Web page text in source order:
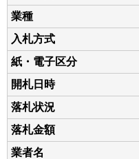
業種
入札方式
紙・電子区分
開札日時
落札状況
落札金額
業者名